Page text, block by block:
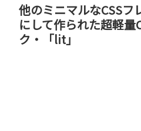
他のミニマルなCSSフ
にして作られた超軽量
ク・「lit」